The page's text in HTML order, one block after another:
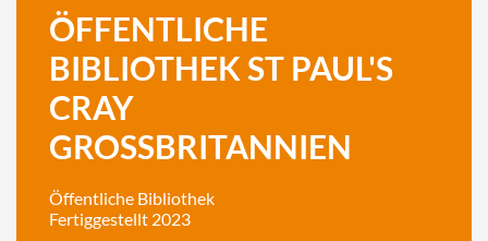
ÖFFENTLICHE
BIBLIOTHEK ST PAUL'S
CRAY
GROSSBRITANNIEN
Öffentliche Bibliothek
Fertiggestellt 2023